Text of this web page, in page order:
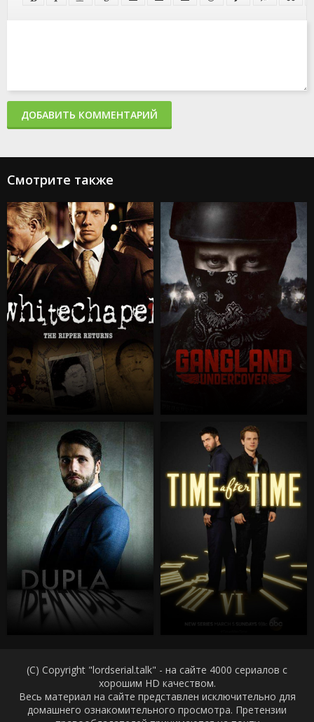
ДОБАВИТЬ КОММЕНТАРИЙ
Смотрите также
(C) Copyright "lordserial.talk" - на сайте 4000 сериалов с
хорошим HD качеством.
Весь материал на сайте представлен исключительно для
домашнего ознакомительного просмотра. Претензии